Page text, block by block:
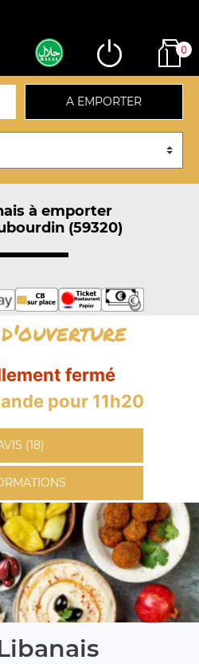
0
A EMPORTER
à emporter
(59320)
fermé
pour 11h20
(18)